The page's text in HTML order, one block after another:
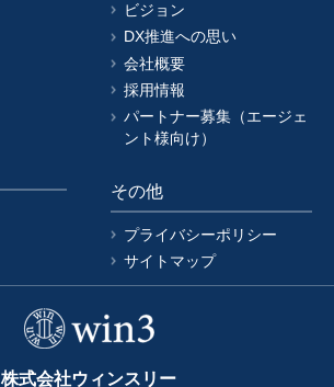
ビジョン
DX推進への思い
会社概要
採用情報
パートナー募集（エージェ
ント様向け）
その他
プライバシーポリシー
サイトマップ
株式会社ウィンスリー